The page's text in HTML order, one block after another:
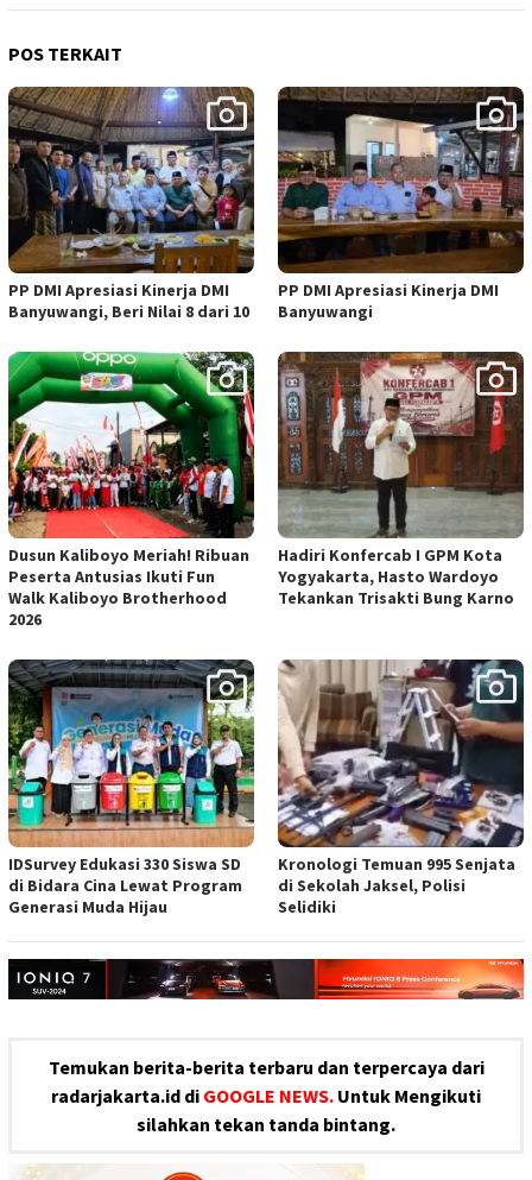
POS TERKAIT
PP DMI Apresiasi Kinerja DMI
Banyuwangi, Beri Nilai 8 dari 10
PP DMI Apresiasi Kinerja DMI
Banyuwangi
Dusun Kaliboyo Meriah! Ribuan
Peserta Antusias Ikuti Fun
Walk Kaliboyo Brotherhood
2026
Hadiri Konfercab I GPM Kota
Yogyakarta, Hasto Wardoyo
Tekankan Trisakti Bung Karno
IDSurvey Edukasi 330 Siswa SD
di Bidara Cina Lewat Program
Generasi Muda Hijau
Kronologi Temuan 995 Senjata
di Sekolah Jaksel, Polisi
Selidiki
Temukan berita-berita terbaru dan terpercaya dari
radarjakarta.id di GOOGLE NEWS. Untuk Mengikuti
silahkan tekan tanda bintang.